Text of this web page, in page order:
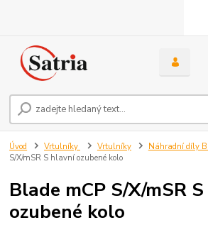
Úvod Vrtulníky Vrtulníky Náhradní díly
S/X/mSR S hlavní ozubené kolo
Blade mCP S/X/mSR
ozubené kolo